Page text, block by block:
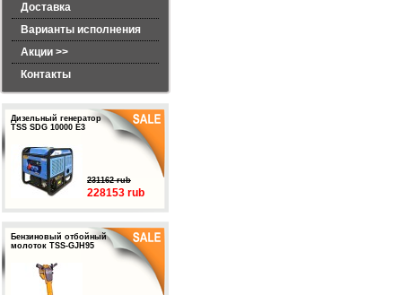
Доставка
Варианты исполнения
Акции >>
Контакты
Дизельный генератор
TSS SDG 10000 E3
231162 rub
228153 rub
Бензиновый отбойный
молоток TSS-GJH95